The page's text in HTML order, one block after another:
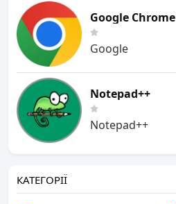
Google Chrome
Google
Notepad++
Notepad++
КАТЕГОРІЇ